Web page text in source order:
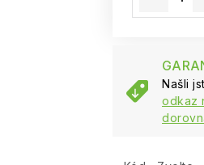
Našli
odkaz